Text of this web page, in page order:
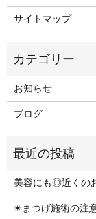
サイトマップ
お知らせ
ブログ
美容にも◎近くの
✴︎まつげ施術の注